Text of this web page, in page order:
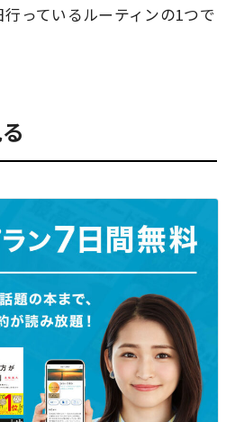
っているルーティンの1つで